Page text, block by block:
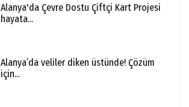
Alanya'da Çevre Dostu Çiftçi Kart Projesi
hayata...
Alanya’da veliler diken üstünde! Çözüm
için...